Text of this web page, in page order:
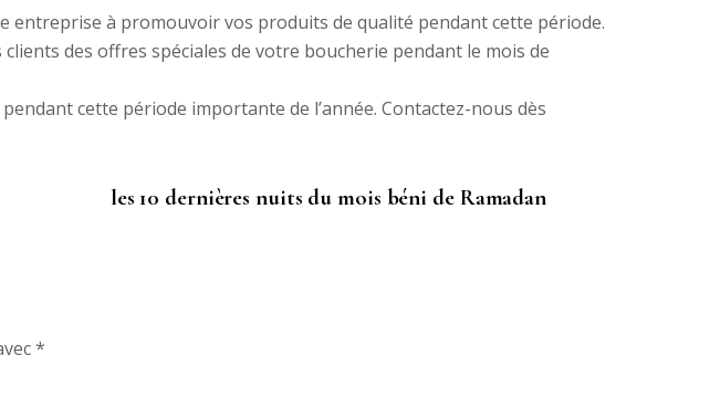
entreprise à promouvoir vos produits de qualité pendant cette période.
des offres spéciales de votre boucherie pendant le mois de
cette période importante de l’année. Contactez-nous dès
les 10 dernières nuits du mois béni de Ramadan
*